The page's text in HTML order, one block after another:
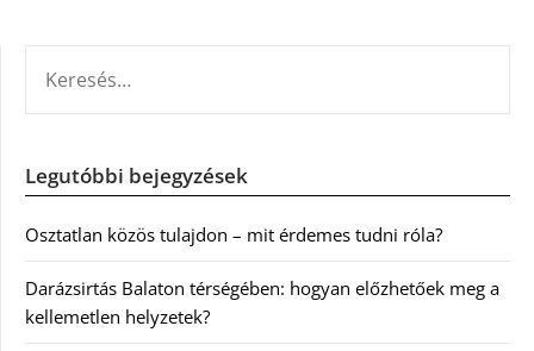
Legutóbbi bejegyzések
Osztatlan közös tulajdon – mit érdemes tudni róla?
Darázsirtás Balaton térségében: hogyan előzhetőek meg a
kellemetlen helyzetek?